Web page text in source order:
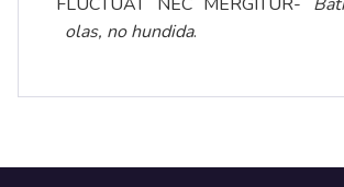
olas, no hundida.